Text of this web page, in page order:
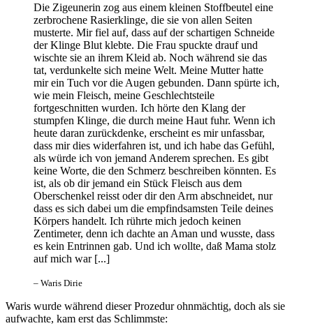
Die Zigeunerin zog aus einem kleinen Stoffbeutel eine
zerbrochene Rasierklinge, die sie von allen Seiten
musterte. Mir fiel auf, dass auf der schartigen Schneide
der Klinge Blut klebte. Die Frau spuckte drauf und
wischte sie an ihrem Kleid ab. Noch während sie das
tat, verdunkelte sich meine Welt. Meine Mutter hatte
mir ein Tuch vor die Augen gebunden. Dann spürte ich,
wie mein Fleisch, meine Geschlechtsteile
fortgeschnitten wurden. Ich hörte den Klang der
stumpfen Klinge, die durch meine Haut fuhr. Wenn ich
heute daran zurückdenke, erscheint es mir unfassbar,
dass mir dies widerfahren ist, und ich habe das Gefühl,
als würde ich von jemand Anderem sprechen. Es gibt
keine Worte, die den Schmerz beschreiben könnten. Es
ist, als ob dir jemand ein Stück Fleisch aus dem
Oberschenkel reisst oder dir den Arm abschneidet, nur
dass es sich dabei um die empfindsamsten Teile deines
Körpers handelt. Ich rührte mich jedoch keinen
Zentimeter, denn ich dachte an Aman und wusste, dass
es kein Entrinnen gab. Und ich wollte, daß Mama stolz
auf mich war [...]
– Waris Dirie
Waris wurde während dieser Prozedur ohnmächtig, doch als sie
aufwachte, kam erst das Schlimmste: